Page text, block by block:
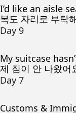
I’d like an aisle
복도 자리로 부탁
Day 9
My suitcase
제 짐이 안 나왔어
Day 7
Customs &